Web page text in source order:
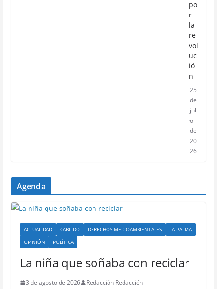
po
r
la
re
vol
uc
ió
n
25
de
juli
o
de
20
26
Agenda
ACTUALIDAD CABILDO DERECHOS MEDIOAMBIENTALES
LA PALMA
OPINIÓN
POLÍTICA
La niña que soñaba con reciclar
3 de agosto de 2026 Redacción Redacción